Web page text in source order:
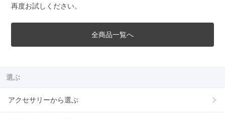
再度お試しください。
全商品一覧へ
選ぶ
アクセサリーから選ぶ